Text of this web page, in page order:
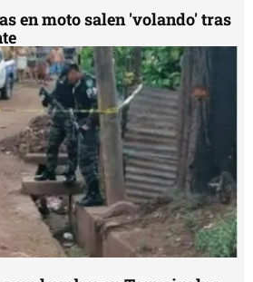
en moto salen 'volando' tras